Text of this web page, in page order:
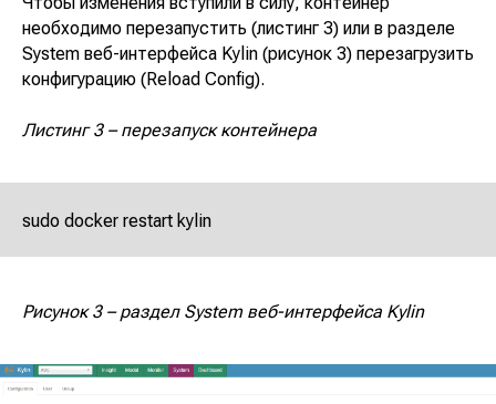
необходимо перезапустить (листинг 3) или в разделе
System веб-интерфейса Kylin (рисунок 3) перезагрузить
конфигурацию (Reload Config).
Листинг 3 – перезапуск контейнера
sudo docker restart kylin
Рисунок 3 – раздел System веб-интерфейса Kylin
корп.1, помещение 152Н
Режим работы:
Ежедневно с 08:00 до 22:00